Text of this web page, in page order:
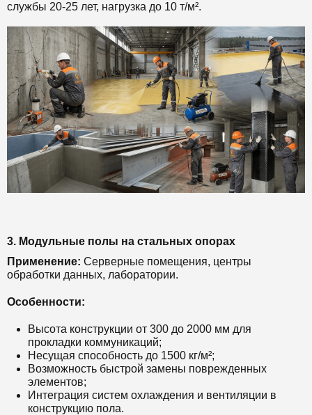
службы 20-25 лет, нагрузка до 10 т/м².
3. Модульные полы на стальных опорах
Применение: Серверные помещения, центры
обработки данных, лаборатории.
Особенности:
Высота конструкции от 300 до 2000 мм для
прокладки коммуникаций;
Несущая способность до 1500 кг/м²;
Возможность быстрой замены поврежденных
элементов;
Интеграция систем охлаждения и вентиляции в
конструкцию пола.